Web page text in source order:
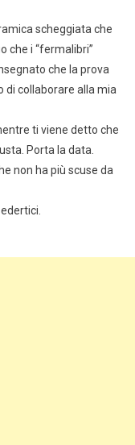
scheggiata che
che i “fermalibri”
che la prova
di collaborare alla mia
ti viene detto che
Porta la data.
non ha più scuse da